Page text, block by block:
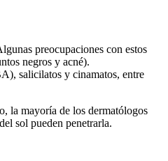
preocupaciones con estos
negros y acné).
salicilatos y cinamatos, entre
la mayoría de los dermatólogos
sol pueden penetrarla.